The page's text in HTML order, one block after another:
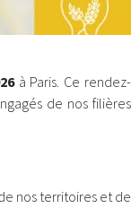
à Paris. Ce rendez-
de nos filières
nos territoires et de